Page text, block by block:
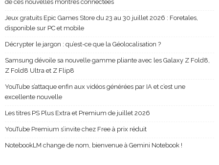
de ces nouvelles montres connectées
Jeux gratuits Epic Games Store du 23 au 30 juillet 2026 : Foretales,
disponible sur PC et mobile
Décrypter le jargon : qu’est-ce que la Géolocalisation ?
Samsung dévoile sa nouvelle gamme pliante avec les Galaxy Z Fold8,
Z Fold8 Ultra et Z Flip8
YouTube s’attaque enfin aux vidéos générées par IA et c’est une
excellente nouvelle
Les titres PS Plus Extra et Premium de juillet 2026
YouTube Premium s’invite chez Free à prix réduit
NotebookLM change de nom, bienvenue à Gemini Notebook !